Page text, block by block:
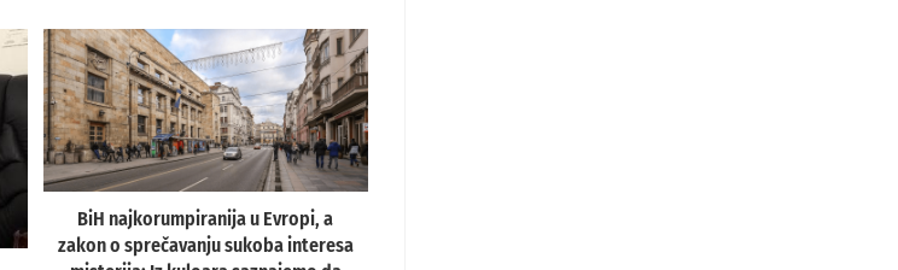
BiH najkorumpiranija u Evropi, a
zakon o sprečavanju sukoba interesa